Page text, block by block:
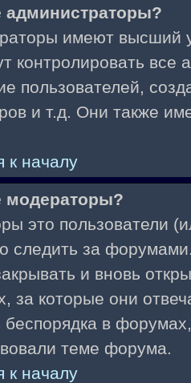
администраторы?
имеют высший
контролировать все
пользователей,
и т.д. Они также
к началу
модераторы?
это пользователи
следить за
и вновь
за которые они
беспорядка в
теме форума.
к началу